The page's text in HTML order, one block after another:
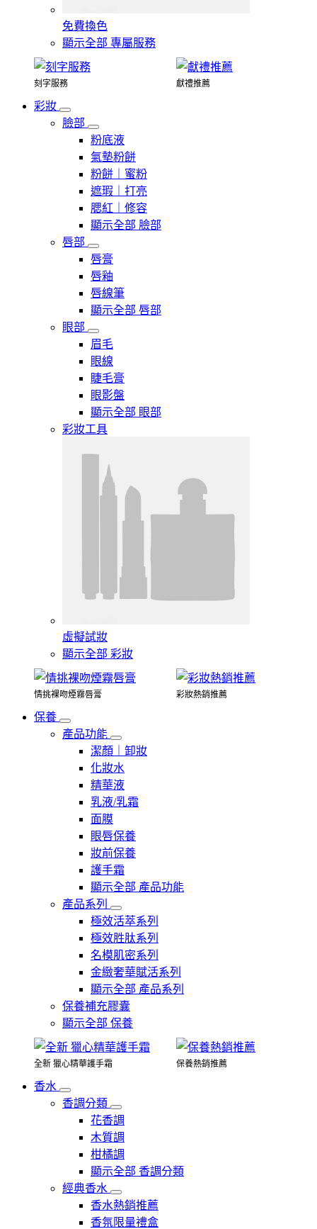
免費換色
顯示全部 專屬服務
刻字服務 獻禮推薦
彩妝
臉部
粉底液
氣墊粉餅
粉餅｜蜜粉
遮瑕｜打亮
腮紅｜修容
顯示全部 臉部
唇部
唇膏
唇釉
唇線筆
顯示全部 唇部
眼部
眉毛
眼線
睫毛膏
眼影盤
顯示全部 眼部
彩妝工具
虛擬試妝
顯示全部 彩妝
情挑裸吻煙霧唇膏 彩妝熱銷推薦
保養
產品功能
潔顏｜卸妝
化妝水
精華液
乳液/乳霜
面膜
眼唇保養
妝前保養
護手霜
顯示全部 產品功能
產品系列
極效活萃系列
極效胜肽系列
名模肌密系列
金緻奢華賦活系列
顯示全部 產品系列
保養補充膠囊
顯示全部 保養
全新 獵心精華護手霜 保養熱銷推薦
香水
香調分類
花香調
木質調
柑橘調
顯示全部 香調分類
經典香水
香水熱銷推薦
香氛限量禮盒